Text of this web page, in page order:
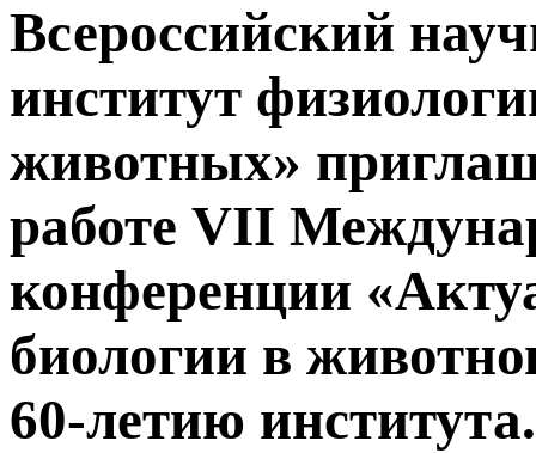
Всероссийский
институт
животных»
работе VII
конференции
биологии в
60-летию